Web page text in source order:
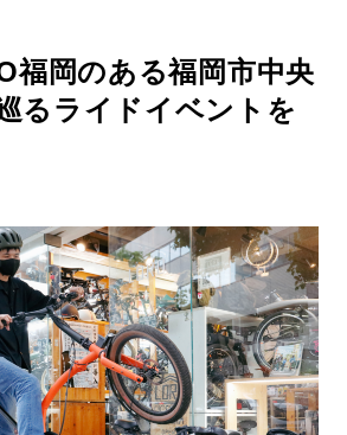
福岡のある福岡市中央
るライドイベントを